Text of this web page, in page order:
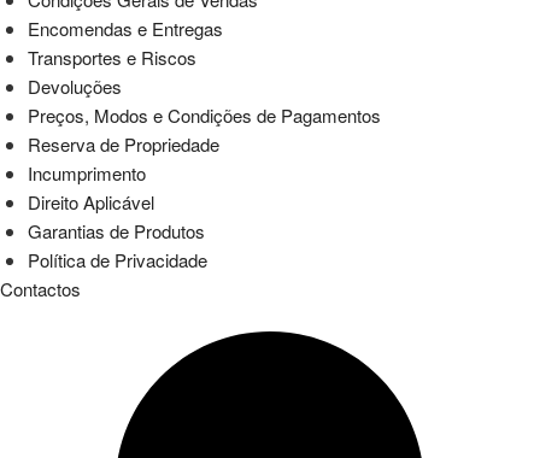
Encomendas e Entregas
Transportes e Riscos
Devoluções
Preços, Modos e Condições de Pagamentos
Reserva de Propriedade
Incumprimento
Direito Aplicável
Garantias de Produtos
Política de Privacidade
Contactos